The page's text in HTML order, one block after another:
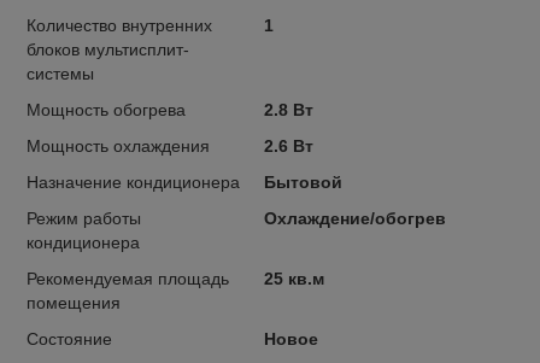
Количество внутренних
блоков мультисплит-
системы
1
Мощность обогрева
2.8 Вт
Мощность охлаждения
2.6 Вт
Назначение кондиционера
Бытовой
Режим работы
кондиционера
Охлаждение/обогрев
Рекомендуемая площадь
помещения
25 кв.м
Состояние
Новое